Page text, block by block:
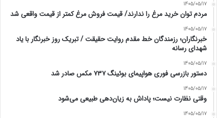
1405/05/17
مردم توان خرید مرغ را ندارند/ قیمت فروش مرغ کمتر از قیمت واقعی شد
1405/05/17
خبرنگاران؛ رزمندگان خط مقدم روایت حقیقت / تبریک روز خبرنگار با یاد
شهدای رسانه
1405/05/17
دستور بازرسی فوری هواپیمای بوئینگ ۷۳۷ مکس صادر شد
1405/05/17
وقتی نظارت نیست؛ پاداش به زیان‌دهی طبیعی می‌شود
1405/05/17